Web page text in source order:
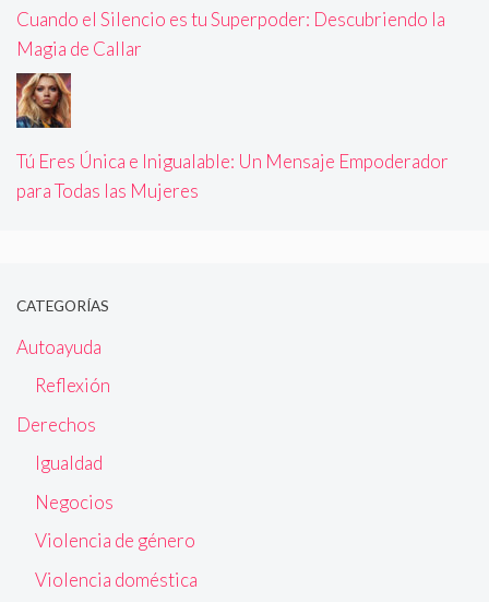
Cuando el Silencio es tu Superpoder: Descubriendo la
Magia de Callar
Tú Eres Única e Inigualable: Un Mensaje Empoderador
para Todas las Mujeres
CATEGORÍAS
Autoayuda
Reflexión
Derechos
Igualdad
Negocios
Violencia de género
Violencia doméstica